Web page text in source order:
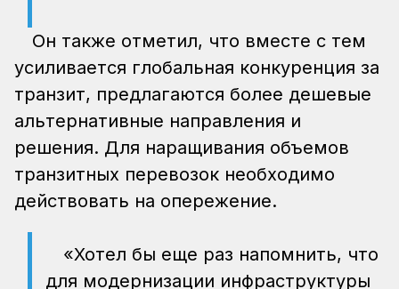
Он также отметил, что вместе с тем
усиливается глобальная конкуренция за
транзит, предлагаются более дешевые
альтернативные направления и
решения. Для наращивания объемов
транзитных перевозок необходимо
действовать на опережение.
«Хотел бы еще раз напомнить, что
для модернизации инфраструктуры